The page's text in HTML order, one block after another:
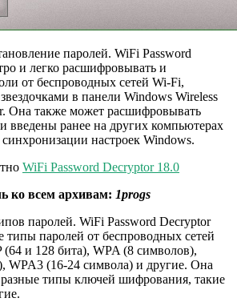
паролей. WiFi Password
и легко расшифровывать и
от беспроводных сетей Wi-Fi,
в панели Windows Wireless
Она также может расшифровывать
введены ранее на других компьютерах
настроек Windows.
WiFi Password Decryptor 18.0
ко всем архивам: 1progs
паролей. WiFi Password Decryptor
типы паролей от беспроводных сетей
(64 и 128 бита), WPA (8 символов),
WPA3 (16-24 символа) и другие. Она
типы ключей шифрования, такие